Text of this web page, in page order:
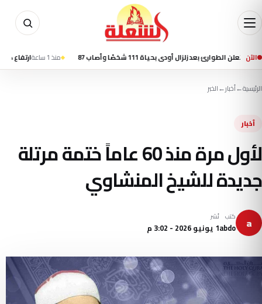
الآنبعد زلزال أودى بحياة 111 شخصًا وأصاب 87 منذ 1 ساعة ارتفاع ضحايا زلزال كولومبيا إلى 69
الرئيسية←أخبار←الخبر
أخبار
لأول مرة منذ 60 عاماً ختمة مرتلة
جديدة للشيخ المنشاوي
a كتب
abdo
نُشر
1 يونيو 2026 - 3:02 م